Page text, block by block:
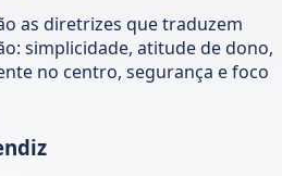
as diretrizes que traduzem
simplicidade, atitude de dono,
no centro, segurança e foco